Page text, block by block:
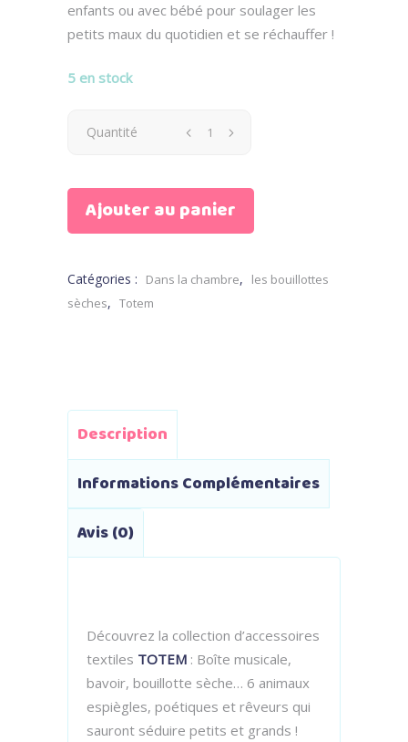
enfants ou avec bébé pour soulager les
petits maux du quotidien et se réchauffer !
5 en stock
Bouillotte
Gloria
panda
Quantité
Ajouter au panier
Catégories : Dans la chambre,
les bouillottes
sèches, Totem
Description
Informations Complémentaires
Avis (0)
Découvrez la collection d’accessoires
textiles TOTEM : Boîte musicale,
bavoir, bouillotte sèche… 6 animaux
espiègles, poétiques et rêveurs qui
sauront séduire petits et grands !